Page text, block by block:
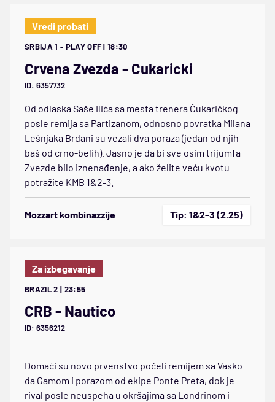
Vredi probati
SRBIJA 1 - PLAY OFF | 18:30
Crvena Zvezda - Cukaricki
ID: 6357732
Od odlaska Saše Ilića sa mesta trenera Čukaričkog
posle remija sa Partizanom, odnosno povratka Milana
Lešnjaka Brđani su vezali dva poraza (jedan od njih
baš od crno-belih). Jasno je da bi sve osim trijumfa
Zvezde bilo iznenađenje, a ako želite veću kvotu
potražite KMB 1&2-3.
Mozzart kombinazzije Tip: 1&2-3 (2.25)
Za izbegavanje
BRAZIL 2 | 23:55
CRB - Nautico
ID: 6356212
Domaći su novo prvenstvo počeli remijem sa Vasko
da Gamom i porazom od ekipe Ponte Preta, dok je
rival posle neuspeha u okršajima sa Londrinom i